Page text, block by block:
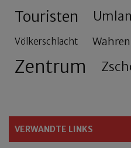
Touristen
Völkerschlacht Wahren
Zentrum
VERWANDTE LINKS